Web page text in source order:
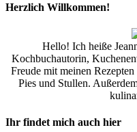
Herzlich Willkommen!
Hello! Ich heiße
Kochbuchautorin,
Freude mit meinen
Pies und Stullen.
Ihr findet mich auch hier